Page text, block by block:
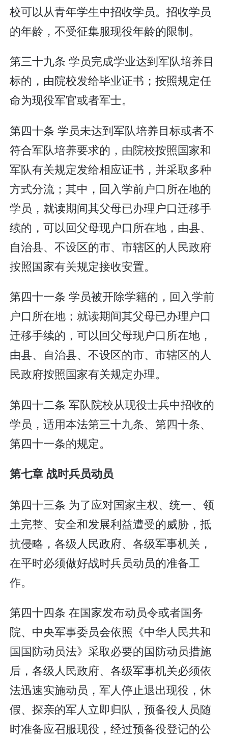
校可以从青年学生中招收学员。招收学员
的年龄，不受征集服现役年龄的限制。
第三十九条 学员完成学业达到军队培养目
标的，由院校发给毕业证书；按照规定任
命为现役军官或者军士。
第四十条 学员未达到军队培养目标或者不
符合军队培养要求的，由院校按照国家和
军队有关规定发给相应证书，并采取多种
方式分流；其中，回入学前户口所在地的
学员，就读期间其父母已办理户口迁移手
续的，可以回父母现户口所在地，由县、
自治县、不设区的市、市辖区的人民政府
按照国家有关规定接收安置。
第四十一条 学员被开除学籍的，回入学前
户口所在地；就读期间其父母已办理户口
迁移手续的，可以回父母现户口所在地，
由县、自治县、不设区的市、市辖区的人
民政府按照国家有关规定办理。
第四十二条 军队院校从现役士兵中招收的
学员，适用本法第三十九条、第四十条、
第四十一条的规定。
第七章 战时兵员动员
第四十三条 为了应对国家主权、统一、领
土完整、安全和发展利益遭受的威胁，抵
抗侵略，各级人民政府、各级军事机关，
在平时必须做好战时兵员动员的准备工
作。
第四十四条 在国家发布动员令或者国务
院、中央军事委员会依照《中华人民共和
国国防动员法》采取必要的国防动员措施
后，各级人民政府、各级军事机关必须依
法迅速实施动员，军人停止退出现役，休
假、探亲的军人立即归队，预备役人员随
时准备应召服现役，经过预备役登记的公